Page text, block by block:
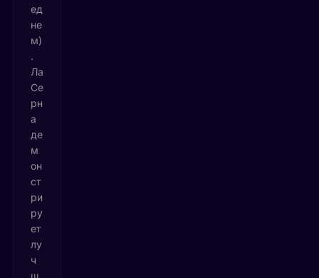
ед
не
м)
.
Ла
Се
рн
а
де
м
он
ст
ри
ру
ет
лу
ч
ш